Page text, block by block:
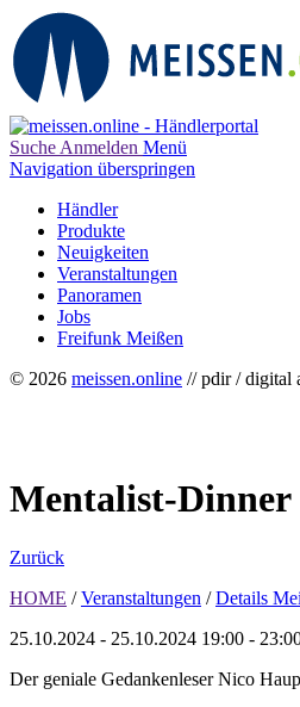
Suche Anmelden Menü
Navigation überspringen
Händler
Produkte
Neuigkeiten
Veranstaltungen
Panoramen
Jobs
Freifunk Meißen
© 2026 meissen.online // pdir / digital
Mentalist-Dinner
Zurück
HOME / Veranstaltungen / Details
25.10.2024 - 25.10.2024 19:00 -
Der geniale Gedankenleser Nico